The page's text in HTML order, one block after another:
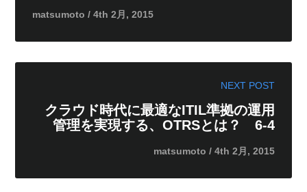
matsumoto / 4th 2月, 2015
NEXT POST
クラウド時代に最適なITIL準拠の運用
管理を実現する、OTRSとは？ 6-4
matsumoto / 4th 2月, 2015